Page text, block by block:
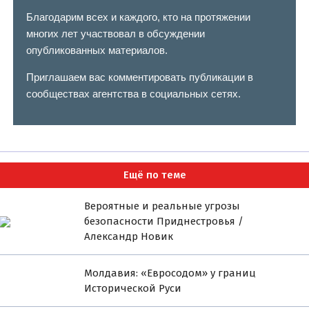
Благодарим всех и каждого, кто на протяжении
многих лет участвовал в обсуждении
опубликованных материалов.
Приглашаем вас комментировать публикации в
сообществах агентства в социальных сетях.
Ещё по теме
Вероятные и реальные угрозы
безопасности Приднестровья /
Александр Новик
Молдавия: «Евросодом» у границ
Исторической Руси